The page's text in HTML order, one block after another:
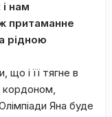
нам
притаманне
рідною
і її тягне в
кордоном,
Яна буде